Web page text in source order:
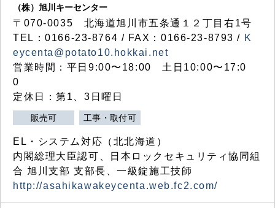
（株）旭川キーセンター
〒070-0035 北海道旭川市五条通１２丁目右1号
TEL：0166-23-8764 / FAX：0166-23-8793 / K
eycenta@potato10.hokkai.net
営業時間：平日9:00〜18:00 土日10:00〜17:0
0
定休日：第1、3日曜日
販売可 工事・取付可
EL・システム対応（北北海道）
内閣総理大臣認可、日本ロックセキュリティ協同組
合 旭川支部 支部長、一級錠施工技師
http://asahikawakeycenta.web.fc2.com/